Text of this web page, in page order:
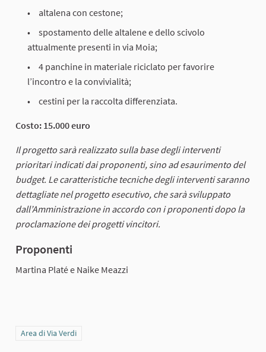
altalena con cestone;
spostamento delle altalene e dello scivolo
attualmente presenti in via Moia;
4 panchine in materiale riciclato per favorire
l’incontro e la convivialità;
cestini per la raccolta differenziata.
Costo: 15.000 euro
Il progetto sarà realizzato sulla base degli interventi
prioritari indicati dai proponenti, sino ad esaurimento del
budget. Le caratteristiche tecniche degli interventi saranno
dettagliate nel progetto esecutivo, che sarà sviluppato
dall’Amministrazione in accordo con i proponenti dopo la
proclamazione dei progetti vincitori.
Proponenti
Martina Platé e Naike Meazzi
Filter results for category: Area di Via Verdi
Area di Via Verdi